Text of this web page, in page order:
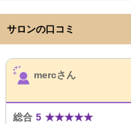
サロンの口コミ
サロンPick Up
mercさん
総合 5 ★★★★★